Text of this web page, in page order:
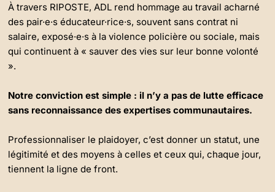
À travers RIPOSTE, ADL rend hommage au travail acharné
des pair·e·s éducateur·rice·s, souvent sans contrat ni
salaire, exposé·e·s à la violence policière ou sociale, mais
qui continuent à « sauver des vies sur leur bonne volonté
».
Notre conviction est simple : il n’y a pas de lutte efficace
sans reconnaissance des expertises communautaires.
Professionnaliser le plaidoyer, c’est donner un statut, une
légitimité et des moyens à celles et ceux qui, chaque jour,
tiennent la ligne de front.